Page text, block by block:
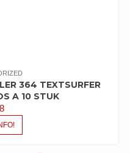
364 TEXTSURFER
A 10 STUK